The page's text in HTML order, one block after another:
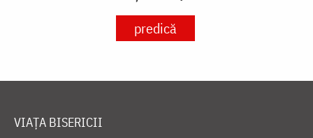
predică
VIAȚA BISERICII